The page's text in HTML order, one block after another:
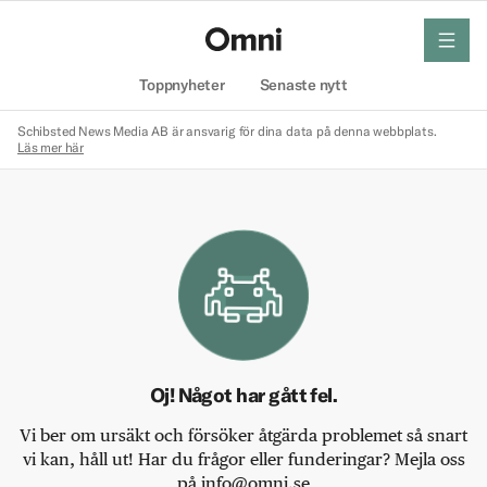
Toppnyheter Senaste nytt
meny
Schibsted News Media AB är ansvarig för dina data på denna webbplats.
Läs mer här
Oj! Något har gått fel.
Vi ber om ursäkt och försöker åtgärda problemet så snart
vi kan, håll ut! Har du frågor eller funderingar? Mejla oss